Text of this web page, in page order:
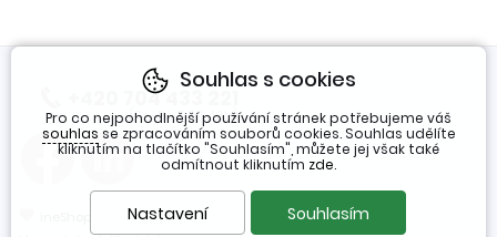
+420 704 433 221
(Po-Pá 7:30-16h)
Souhlas s cookies
Pro co nejpohodlnější používání stránek potřebujeme váš
souhlas se zpracováním souborů cookies. Souhlas udělíte
kliknutím na tlačítko "Souhlasím", můžete jej však také
odmítnout kliknutím zde.
Nastavení Souhlasím